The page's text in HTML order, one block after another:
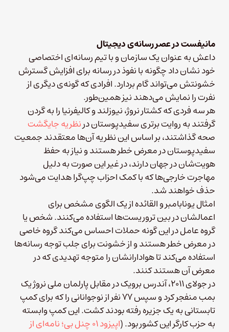
مانیفست در عصر رسانه‌ی دیجیتال
داعش به عنوان یک سازمان و با تیم رسانه‌ای اختصاصی
خود نشان داد چگونه با نفوذ در رسانه برای افزایش گسترش
خشونتش می‌تواند گام بردارد. افرادی که گونه‌ی دیگری از
نفرت را نمایش می‌دهند نیز همین‌طور.
هر سه فردی که کشتار نروژ، نیوزلند و کالیفرنیا را به گردن
گرفتند به روایت برتری سفیدپوستان درنظریه جایگشت
صحه گذاشتند، بر اساس این نظریه آن‌ها معتقدند جمعیت
سفیدپوستان در معرض خطر هستند و نیاز به حفظ
هویت‌شان در جهان دارند، در غیر این صورت به دلیل
مهاجرت خارجی‌ها که با کمک احزاب چپ‌گرا هدایت می‌شود
حذف خواهند شد.
امثال یونابامبر و القائده از یک الگوی مشخص برای
اعمالشان در بین تروریست‌ها استفاده می‌کنند. شخص یا
گروه عامل در این گونه حملات احساس می‌کند گروه خاصی
در معرض خطر هستند و از خشونت برای جلب توجه رسانه‌ها
استفاده‌ می‌کند تا هوادارانشان را متوجه تهدیدی که در
معرض آن هستند کنند.
در جولای ۲۰۱۱، آندرس برویک در مقابل پارلمان ملی نروژ یک
بمب منفجر کرد و سپس ۷۷ نفر از نوجوانانی را که برای کمپ
تابستانی به یک جزیره رفته بودند کشت. این کمپ وابسته
به حزب کارگر این کشور بود. (
اپیزود ۰۱ چنل بی؛ نامه‌ای از